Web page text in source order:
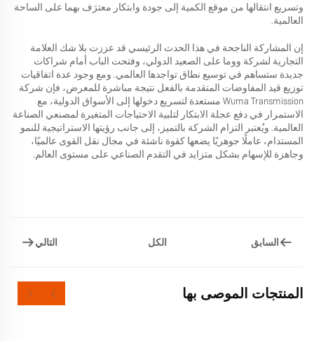
وتسريع انتقالها من موقع الكمية إلى جودة وابتكار معترَف بهما على الساحة
العالمية.
إن المشاركة الناجحة في هذا الحدث الرئيسي قد عززت بلا شك العلامة
التجارية لشركة ووما على الصعيد الدولي، وفتحت الباب أمام شراكات
جديدة ستساهم في توسيع نطاق تواجدها العالمي. ومع وجود عدة اتفاقيات
توزيع قيد المفاوضات المتقدمة بالفعل نتيجة مباشرة للمعرض، فإن شركة
Wuma Transmission مستعدة لتسريع دخولها إلى الأسواق الدولية، مع
الاستمرار في دفع عجلة الابتكار لتلبية الاحتياجات المتغيرة لمصنعي الصناعة
العالمية. ويُعتبر التزام الشركة بالتميز، إلى جانب رؤيتها الاستراتيجية للنمو
المستدام، عاملًا جوهريًا يضعها كقوة ناشئة في مجال نقل القوى عالميًا،
وجاهزة للإسهام بشكل متزايد في التقدم الصناعي على مستوى العالم.
السابق الكل التالي
المنتجات الموصى بها